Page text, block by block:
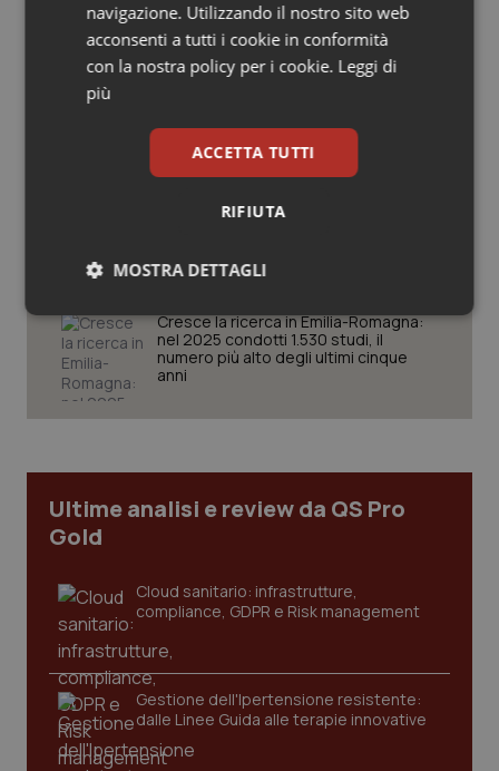
Salute orale & impianti
Sangue & coagulazione
Tumore ovarico
Tumori del Polmone & Testa Collo
Tumori gastrointestinali
fotografano la qualità reale del Ssn”
laboratorio di Embriologia
deciso: chiusura per Poggibonsi,
Nottola
Cresce la ricerca in Emilia-Romagna:
nel 2025 condotti 1.530 studi, il
numero più alto degli ultimi cinque
anni
Ultime analisi e review da QS Pro
Gold
Cloud sanitario: infrastrutture,
compliance, GDPR e Risk management
Gestione dell'Ipertensione resistente:
dalle Linee Guida alle terapie innovative
navigazione. Utilizzando il nostro sito web
acconsenti a tutti i cookie in conformità
con la nostra policy per i cookie. Leggi di
più
ACCETTA TUTTI
RIFIUTA
MOSTRA DETTAGLI
Necessari Statistici Marketing
Necessari Statistici Marketing
I cookie necessari contribuiscono a rendere fruibile il
sito web abilitandone funzionalità di base quali la
navigazione sulle pagine e l'accesso alle aree
funzionare correttamente senza questi cookie.
Nome
Fornitore/Dominio
VISITOR_PRIVACY_METADATA